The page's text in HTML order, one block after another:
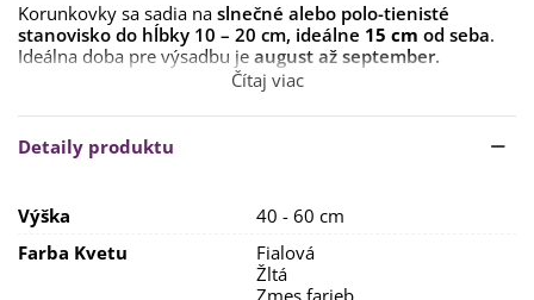
Korunkovky sa sadia na slnečné alebo polo-tienisté
stanovisko do hĺbky 10 – 20 cm, ideálne 15 cm od seba.
Ideálna doba pre výsadbu je august až september.
dobre priepustná, hlinito-piesčitá.
výsevu je dobré dať piesok, cibuľku zasypať výživným
substrátom a navrch nasypať kamenistú drť. Cez zimu
môžete okolo rastlín dať mulčovaciu kôru.
pomocou semien, ktoré sa objavia po odkvete rastliny,
alebo pomocou dcérskych cibuliek. Stanovisko pre
korunkovky vyberajte s rozvahou, pretože kvety na záhone
Čítaj viac
Detaily produktu
Výška
40 - 60 cm
Farba Kvetu
Fialová
Žltá
Zmes farieb